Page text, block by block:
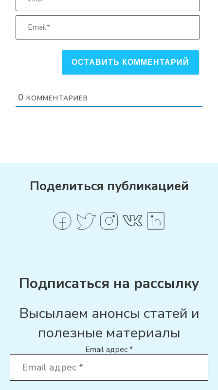
Имя*
0 КОММЕНТАРИЕВ
Поделиться публикацией
Подписаться на рассылку
Высылаем анонсы статей и
полезные материалы
Email адрес*